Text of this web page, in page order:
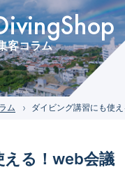
客コラム
ム ダイビング講習にも使
える！web会議